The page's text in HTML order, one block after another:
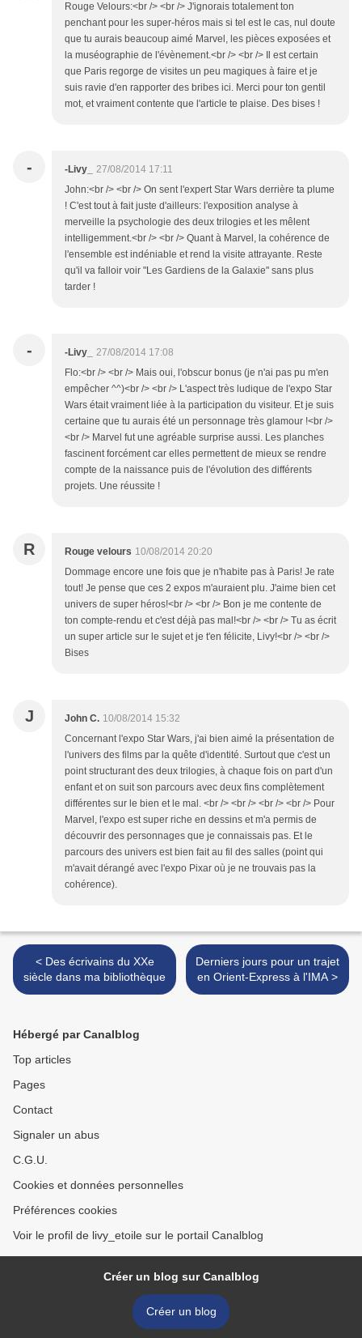
Rouge Velours:<br /> <br /> J'ignorais totalement ton
penchant pour les super-héros mais si tel est le cas, nul doute
que tu aurais beaucoup aimé Marvel, les pièces exposées et
la muséographie de l'évènement.<br /> <br /> Il est certain
que Paris regorge de visites un peu magiques à faire et je
suis ravie d'en rapporter des bribes ici. Merci pour ton gentil
mot, et vraiment contente que l'article te plaise. Des bises !
- -Livy_
27/08/2014 17:11
John:<br /> <br /> On sent l'expert Star Wars derrière ta plume
! C'est tout à fait juste d'ailleurs: l'exposition analyse à
merveille la psychologie des deux trilogies et les mêlent
intelligemment.<br /> <br /> Quant à Marvel, la cohérence de
l'ensemble est indéniable et rend la visite attrayante. Reste
qu'il va falloir voir "Les Gardiens de la Galaxie" sans plus
tarder !
- -Livy_
27/08/2014 17:08
Flo:<br /> <br /> Mais oui, l'obscur bonus (je n'ai pas pu m'en
empêcher ^^)<br /> <br /> L'aspect très ludique de l'expo Star
Wars était vraiment liée à la participation du visiteur. Et je suis
certaine que tu aurais été un personnage très glamour !<br />
<br /> Marvel fut une agréable surprise aussi. Les planches
fascinent forcément car elles permettent de mieux se rendre
compte de la naissance puis de l'évolution des différents
projets. Une réussite !
R Rouge velours 10/08/2014 20:20
Dommage encore une fois que je n'habite pas à Paris! Je rate
tout! Je pense que ces 2 expos m'auraient plu. J'aime bien cet
univers de super héros!<br /> <br /> Bon je me contente de
ton compte-rendu et c'est déjà pas mal!<br /> <br /> Tu as écrit
un super article sur le sujet et je t'en félicite, Livy!<br /> <br />
Bises
J John C. 10/08/2014 15:32
Concernant l'expo Star Wars, j'ai bien aimé la présentation de
l'univers des films par la quête d'identité. Surtout que c'est un
point structurant des deux trilogies, à chaque fois on part d'un
enfant et on suit son parcours avec deux fins complètement
différentes sur le bien et le mal. <br /> <br /> <br /> <br /> Pour
Marvel, l'expo est super riche en dessins et m'a permis de
découvrir des personnages que je connaissais pas. Et le
parcours des univers est bien fait au fil des salles (point qui
m'avait dérangé avec l'expo Pixar où je ne trouvais pas la
cohérence).
< Des écrivains du XXe
siècle dans ma bibliothèque
Derniers jours pour un trajet
en Orient-Express à l'IMA >
Hébergé par Canalblog
Top articles
Pages
Contact
Signaler un abus
C.G.U.
Cookies et données personnelles
Préférences cookies
Voir le profil de livy_etoile sur le portail Canalblog
Créer un blog sur Canalblog
Créer un blog